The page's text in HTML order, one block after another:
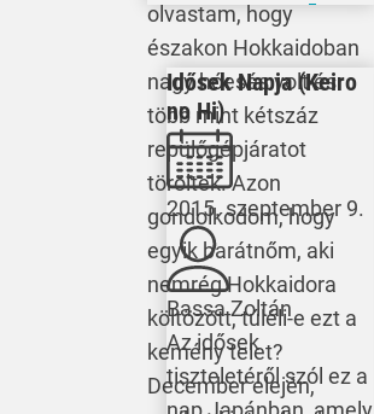
olvastam, hogy
északon Hokkaidoban
nagy hóesés volt és
több mint kétszáz
repülőgépjáratot
töröltek. Azon
gondolkodom, hogy
egyik barátnőm, aki
nemrég Hokkaidora
költözött, túléli-e ezt a
kemény telet?
December elején,
Idősek Napja (Keiro
no Hi)
2015. szeptember 9.
Bassa Zoltán
Az idősek
tiszteletéről szól ez a